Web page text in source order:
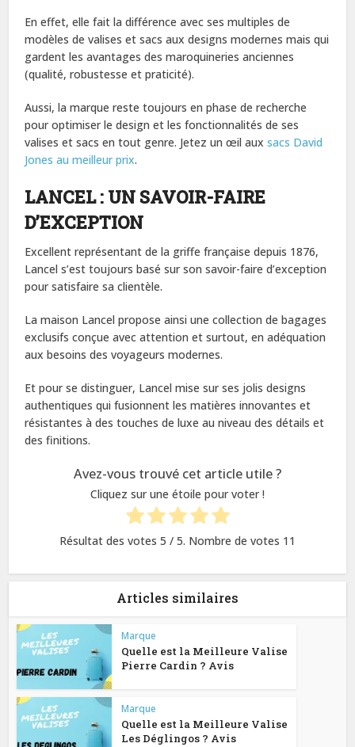
En effet, elle fait la différence avec ses multiples de
modèles de valises et sacs aux designs modernes mais qui
gardent les avantages des maroquineries anciennes
(qualité, robustesse et praticité).
Aussi, la marque reste toujours en phase de recherche
pour optimiser le design et les fonctionnalités de ses
valises et sacs en tout genre. Jetez un œil auxsacs David
Jones au meilleur prix.
LANCEL : UN SAVOIR-FAIRE
D’EXCEPTION
Excellent représentant de la griffe française depuis 1876,
Lancel s’est toujours basé sur son savoir-faire d’exception
pour satisfaire sa clientèle.
La maison Lancel propose ainsi une collection de bagages
exclusifs conçue avec attention et surtout, en adéquation
aux besoins des voyageurs modernes.
Et pour se distinguer, Lancel mise sur ses jolis designs
authentiques qui fusionnent les matières innovantes et
résistantes à des touches de luxe au niveau des détails et
des finitions.
Avez-vous trouvé cet article utile ?
Cliquez sur une étoile pour voter !
Résultat des votes 5 / 5. Nombre de votes 11
Articles similaires
Marque
Quelle est la Meilleure Valise
Pierre Cardin ? Avis
Marque
Quelle est la Meilleure Valise
Les Déglingos ? Avis